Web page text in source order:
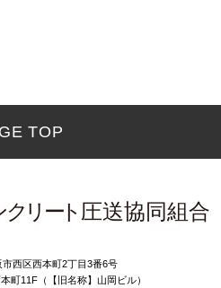
TOP
西区西本町2丁目3番6号
町11F（【旧名称】山岡ビル）